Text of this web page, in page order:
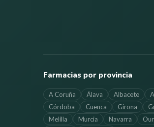
Farmacias por provincia
A Coruña Álava Albacete
Córdoba
Cuenca Girona
Melilla
Murcia Navarra